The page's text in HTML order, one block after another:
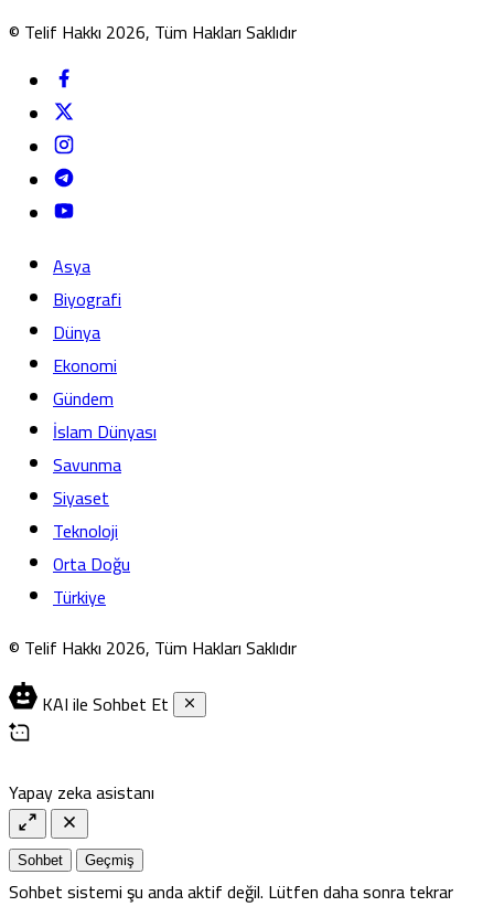
© Telif Hakkı 2026, Tüm Hakları Saklıdır
Asya
Biyografi
Dünya
Ekonomi
Gündem
İslam Dünyası
Savunma
Siyaset
Teknoloji
Orta Doğu
Türkiye
© Telif Hakkı 2026, Tüm Hakları Saklıdır
KAI ile Sohbet Et
Yapay zeka asistanı
Sohbet Geçmiş
Sohbet sistemi şu anda aktif değil. Lütfen daha sonra tekrar